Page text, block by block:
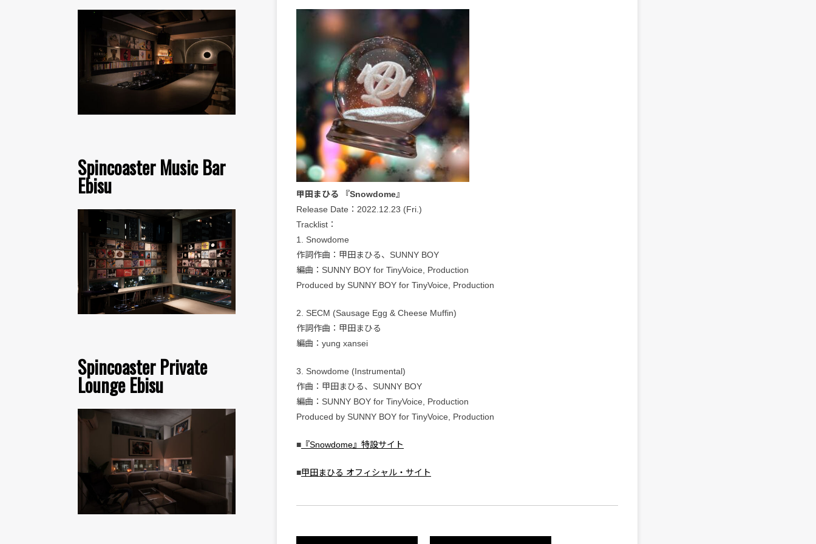
Spincoaster Music Bar
Ebisu
Spincoaster Private
Lounge Ebisu
甲田まひる 『Snowdome』
Release Date：2022.12.23 (Fri.)
Tracklist：
1. Snowdome
作詞作曲：甲田まひる、SUNNY BOY
編曲：SUNNY BOY for TinyVoice, Production
Produced by SUNNY BOY for TinyVoice, Production
2. SECM (Sausage Egg & Cheese Muffin)
作詞作曲：甲田まひる
編曲：yung xansei
3. Snowdome (Instrumental)
作曲：甲田まひる、SUNNY BOY
編曲：SUNNY BOY for TinyVoice, Production
Produced by SUNNY BOY for TinyVoice, Production
■ 『Snowdome』特設サイト
■甲田まひる オフィシャル・サイト